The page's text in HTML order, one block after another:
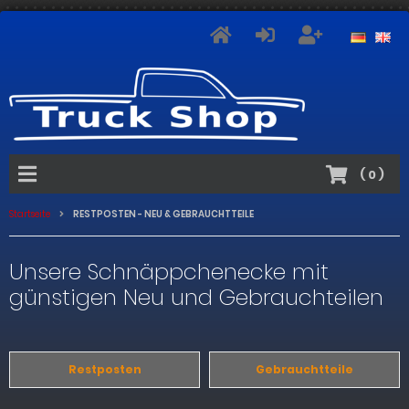
( 0)
Startseite RESTPOSTEN - NEU & GEBRAUCHTTEILE
Unsere Schnäppchenecke mit
günstigen Neu und Gebrauchteilen
Restposten Gebrauchtteile